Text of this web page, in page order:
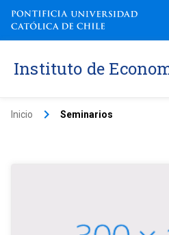
Instituto de
Inicio keyboard_arrow_right Seminarios